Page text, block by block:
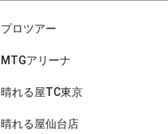
プロツアー
MTGアリーナ
晴れる屋TC東京
晴れる屋仙台店